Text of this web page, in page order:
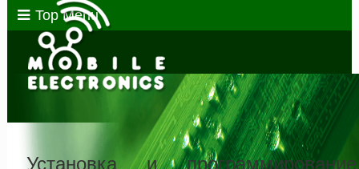
Top Menu
Установка и программирование